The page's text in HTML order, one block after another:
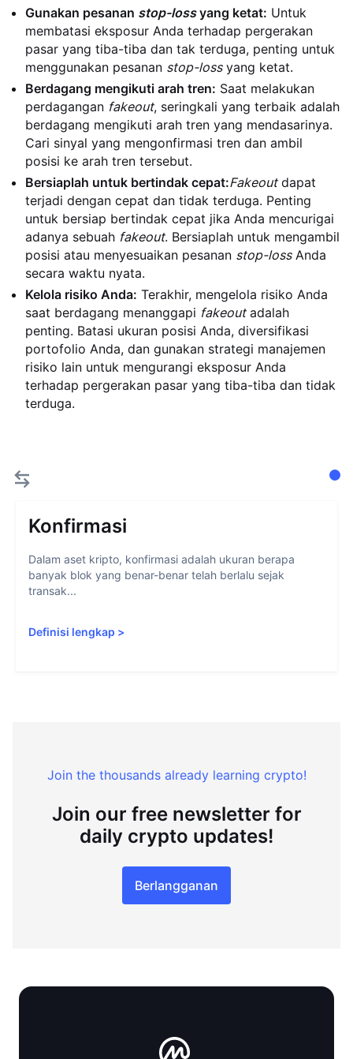
Gunakan pesanan stop-lossyang ketat: Untuk
membatasi eksposur Anda terhadap pergerakan
pasar yang tiba-tiba dan tak terduga, penting untuk
menggunakan pesanan stop-lossyang ketat.
Berdagang mengikuti arah tren: Saat melakukan
perdagangan fakeout, seringkali yang terbaik adalah
berdagang mengikuti arah tren yang mendasarinya.
Cari sinyal yang mengonfirmasi tren dan ambil
posisi ke arah tren tersebut.
Bersiaplah untuk bertindak cepat:Fakeoutdapat
terjadi dengan cepat dan tidak terduga. Penting
untuk bersiap bertindak cepat jika Anda mencurigai
adanya sebuah fakeout. Bersiaplah untuk mengambil
posisi atau menyesuaikan pesanan stop-lossAnda
secara waktu nyata.
Kelola risiko Anda: Terakhir, mengelola risiko Anda
saat berdagang menanggapi fakeoutadalah
penting. Batasi ukuran posisi Anda, diversifikasi
portofolio Anda, dan gunakan strategi manajemen
risiko lain untuk mengurangi eksposur Anda
terhadap pergerakan pasar yang tiba-tiba dan tidak
terduga.
Konfirmasi
Dalam aset kripto, konfirmasi adalah ukuran berapa
banyak blok yang benar-benar telah berlalu sejak
transak...
Definisi lengkap >
Join the thousands already learning crypto!
Join our free newsletter for
daily crypto updates!
Berlangganan